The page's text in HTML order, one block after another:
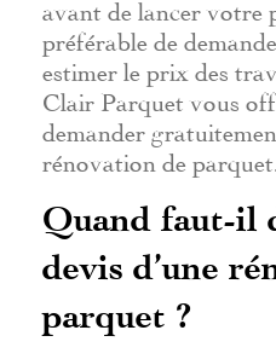
avant de lancer votre
préférable de
estimer le prix des
Clair Parquet vous
demander
rénovation de parquet.
Quand faut-il
devis d’une
parquet ?